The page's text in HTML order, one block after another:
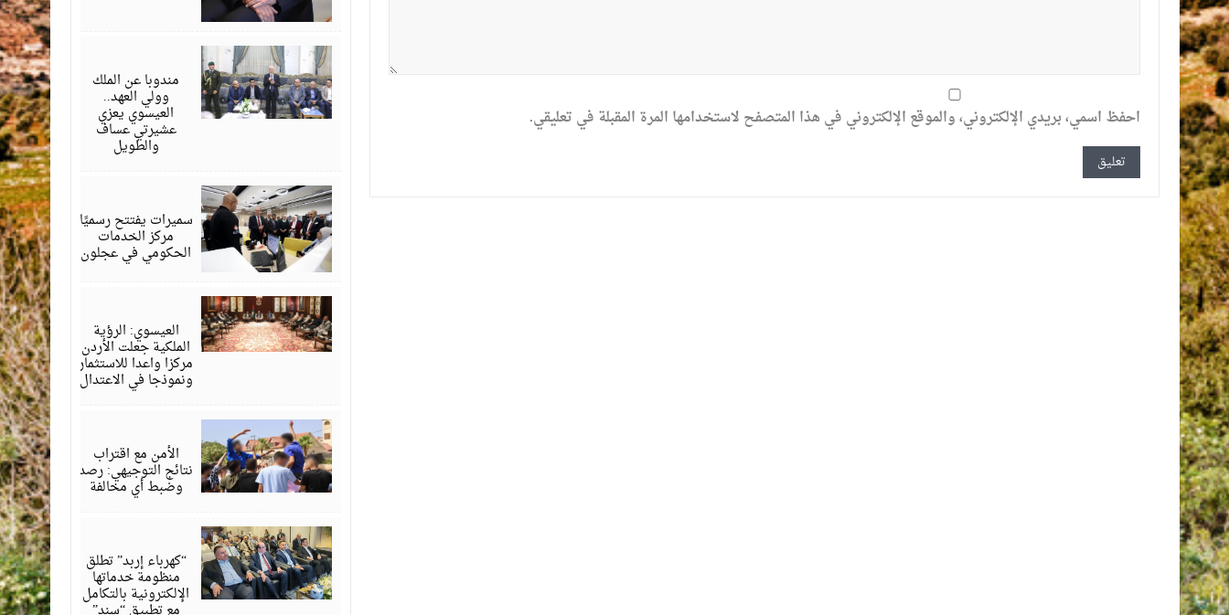
احفظ اسمي، بريدي الإلكتروني، والموقع الإلكتروني في هذا المتصفح لاستخدامها المرة المقبلة في تعليقي.
مندوبا عن الملك
وولي العهد..
العيسوي يعزي
عشيرتي عساف
والطويل
أغسطس
2026
سميرات يفتتح رسميًا
مركز الخدمات
الحكومي في عجلون
أغسطس
2026
العيسوي: الرؤية
الملكية جعلت الأردن
مركزا واعدا للاستثمار
ونموذجا في الاعتدال
أغسطس
2026
الأمن مع اقتراب
نتائج التوجيهي: رصد
وضبط أي مخالفة
أغسطس
2026
“كهرباء إربد” تطلق
منظومة خدماتها
الإلكترونية بالتكامل
أغسطس
2026